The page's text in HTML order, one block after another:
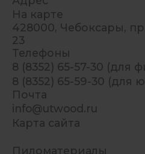
На карте
428000, Чебоксары,
23
Телефоны
8 (8352) 65-57-30 (для
8 (8352) 65-59-30 (для
Почта
info@utwood.ru
Карта сайта
Пиломатериалы